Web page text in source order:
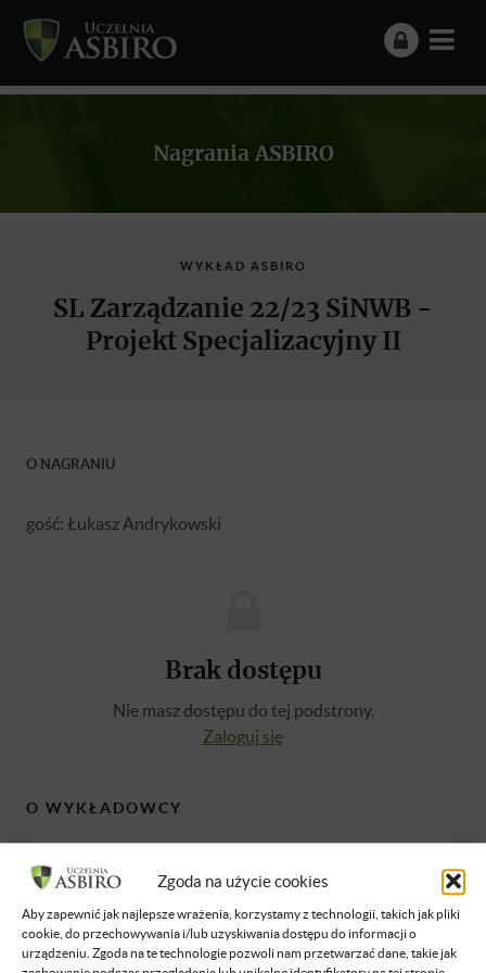
Zgoda na użycie cookies
Aby zapewnić jak najlepsze wrażenia, korzystamy z technologii, takich jak pliki
cookie, do przechowywania i/lub uzyskiwania dostępu do informacji o
urządzeniu. Zgoda na te technologie pozwoli nam przetwarzać dane, takie jak
Nagrania ASBIRO
WYKŁAD ASBIRO
SL Zarządzanie 22/23 SiNWB -
Projekt Specjalizacyjny II
O NAGRANIU
gość: Łukasz Andrykowski
Brak dostępu
Nie masz dostępu do tej podstrony.
Zaloguj się
O WYKŁADOWCY
Łukasz Andrykowski
informatyczne. Założyciel i obecnie Prezes
Zarządu SKILL AND CHILL. Od